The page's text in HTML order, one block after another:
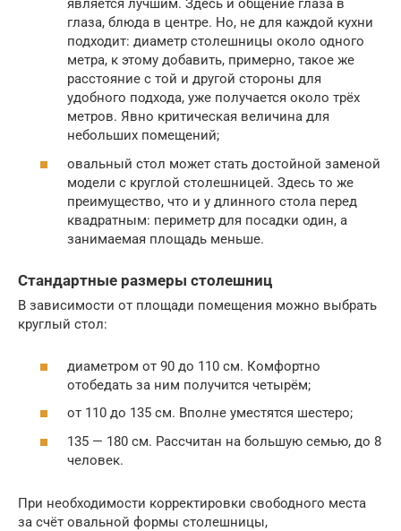
является лучшим. Здесь и общение глаза в
глаза, блюда в центре. Но, не для каждой кухни
подходит: диаметр столешницы около одного
метра, к этому добавить, примерно, такое же
расстояние с той и другой стороны для
удобного подхода, уже получается около трёх
метров. Явно критическая величина для
небольших помещений;
овальный стол может стать достойной заменой
модели с круглой столешницей. Здесь то же
преимущество, что и у длинного стола перед
квадратным: периметр для посадки один, а
занимаемая площадь меньше.
Стандартные размеры столешниц
В зависимости от площади помещения можно выбрать
круглый стол:
диаметром от 90 до 110 см. Комфортно
отобедать за ним получится четырём;
от 110 до 135 см. Вполне уместятся шестеро;
135 — 180 см. Рассчитан на большую семью, до 8
человек.
При необходимости корректировки свободного места
за счёт овальной формы столешницы,